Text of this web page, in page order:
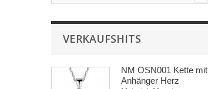
VERKAUFSHITS
NM OSN001 Kette mit
Anhänger Herz